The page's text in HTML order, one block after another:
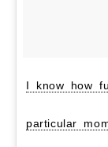
I know how
particular